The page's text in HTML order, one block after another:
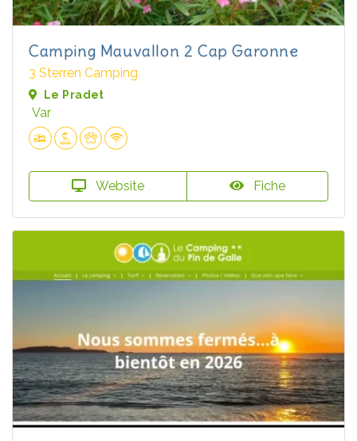
Camping Mauvallon 2 Cap Garonne
3 Sterren Camping
Le Pradet
Var
Website Fiche